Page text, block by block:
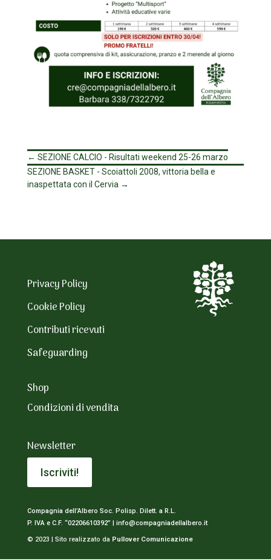
← SEZIONE CALCIO - Risultati weekend 25-26 marzo
SEZIONE BASKET - Scoiattoli 2008, vittoria bella e
inaspettata con il Cervia →
Privacy Policy
Cookie Policy
Contributi ricevuti
Safeguarding
Shop
Condizioni di vendita
Newsletter
Iscriviti!
Compagnia dell’Albero Soc. Polisp. Dilett. a R.L.
P. IVA e C.F. “02206610392” | info@compagniadellalbero.it
© 2023 | Sito realizzato da Pullover Comunicazione